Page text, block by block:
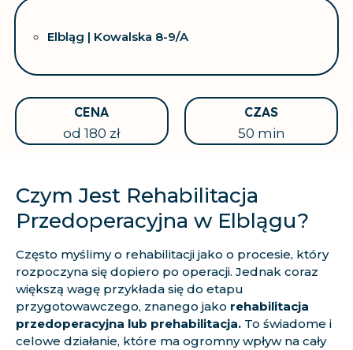
Elbląg | Kowalska 8-9/A
CENA
od 180 zł
CZAS
50 min
Czym Jest Rehabilitacja
Przedoperacyjna w Elblągu?
Często myślimy o rehabilitacji jako o procesie, który
rozpoczyna się dopiero po operacji. Jednak coraz
większą wagę przykłada się do etapu
przygotowawczego, znanego jako rehabilitacja
przedoperacyjna lub prehabilitacja. To świadome i
celowe działanie, które ma ogromny wpływ na cały